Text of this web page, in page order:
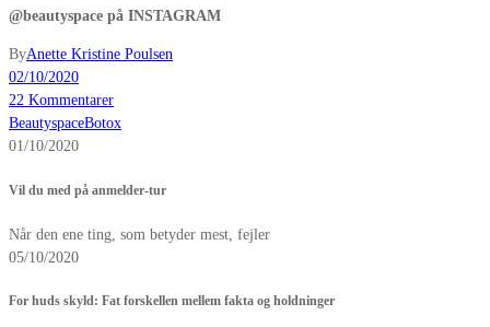
@beautyspace på INSTAGRAM
ByAnette Kristine Poulsen
02/10/2020
22 Kommentarer
BeautyspaceBotox
01/10/2020
Vil du med på anmelder-tur
Når den ene ting, som betyder mest, fejler
05/10/2020
For huds skyld: Fat forskellen mellem fakta og holdninger